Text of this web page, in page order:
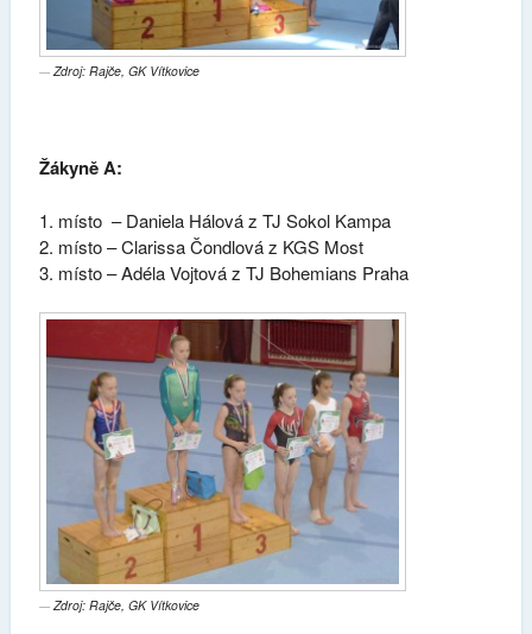
Zdroj: Rajče, GK Vítkovice
Žákyně A:
1. místo – Daniela Hálová z TJ Sokol Kampa
2. místo – Clarissa Čondlová z KGS Most
3. místo – Adéla Vojtová z TJ Bohemians Praha
Zdroj: Rajče, GK Vítkovice